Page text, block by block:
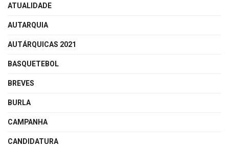
ATUALIDADE
AUTARQUIA
AUTÁRQUICAS 2021
BASQUETEBOL
BREVES
BURLA
CAMPANHA
CANDIDATURA